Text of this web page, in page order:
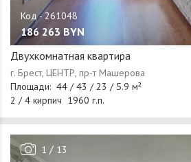
186 263 BYN
Двухкомнатная квартира
1 / 13